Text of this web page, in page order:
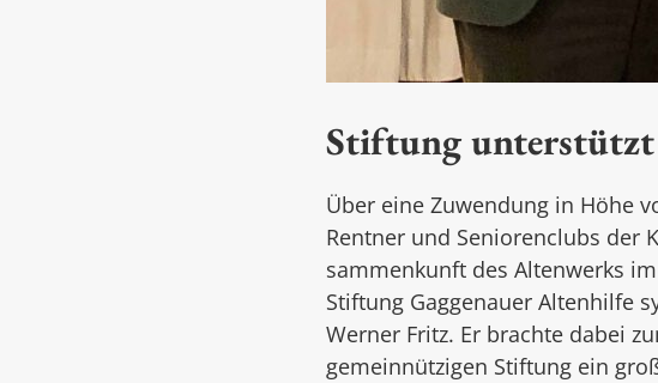
Stiftung unterstützt
Über eine Zuwendung in Höhe
Rentner­ und Seniorenclubs der
sammenkunft des Altenwerks
Stiftung Gaggenauer Altenhilfe
Werner Fritz. Er brachte dabei
gemeinnützigen Stiftung ein